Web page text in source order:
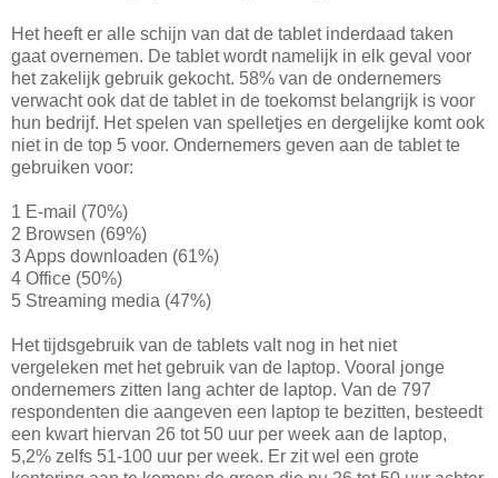
Het heeft er alle schijn van dat de tablet inderdaad taken
gaat overnemen. De tablet wordt namelijk in elk geval voor
het zakelijk gebruik gekocht. 58% van de ondernemers
verwacht ook dat de tablet in de toekomst belangrijk is voor
hun bedrijf. Het spelen van spelletjes en dergelijke komt ook
niet in de top 5 voor. Ondernemers geven aan de tablet te
gebruiken voor:
1 E-mail (70%)
2 Browsen (69%)
3 Apps downloaden (61%)
4 Office (50%)
5 Streaming media (47%)
Het tijdsgebruik van de tablets valt nog in het niet
vergeleken met het gebruik van de laptop. Vooral jonge
ondernemers zitten lang achter de laptop. Van de 797
respondenten die aangeven een laptop te bezitten, besteedt
een kwart hiervan 26 tot 50 uur per week aan de laptop,
5,2% zelfs 51-100 uur per week. Er zit wel een grote